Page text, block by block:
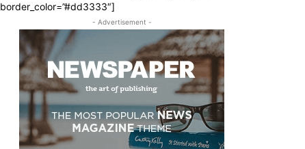
border_color=”#dd3333″]
- Advertisement -